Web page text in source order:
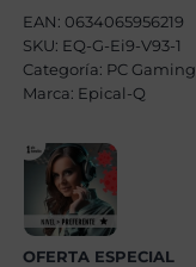
Core
i9
12900KF,
64GB,
2TB
NVME,
5070
+
Windows
11
Pro
cantidad
EAN: 0634065956219
SKU: EQ-G-Ei9-V93-1
Categoría: PC Gaming
Marca: Epical-Q
OFERTA ESPECIAL